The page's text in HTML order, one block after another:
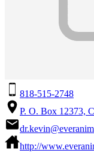
818-515-2748
P. O. Box 12373,
http://